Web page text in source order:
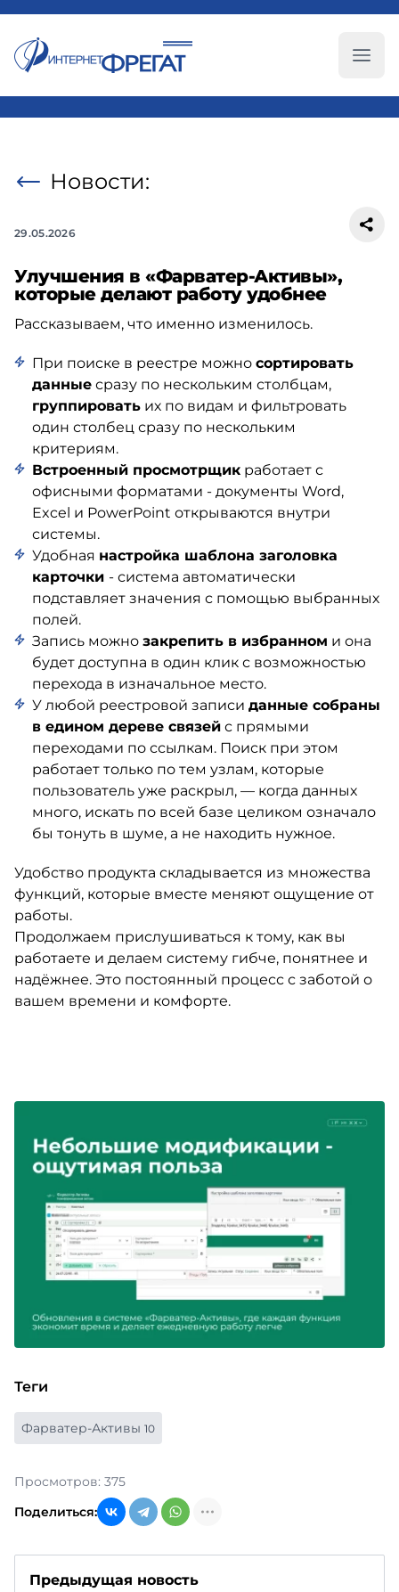
Новости:
29.05.2026
Улучшения в «Фарватер-Активы»,
которые делают работу удобнее
Рассказываем, что именно изменилось.
При поиске в реестре можно сортировать
данные сразу по нескольким столбцам,
группировать их по видам и фильтровать
один столбец сразу по нескольким
критериям.
Встроенный просмотрщик работает с
офисными форматами - документы Word,
Excel и PowerPoint открываются внутри
системы.
Удобная настройка шаблона заголовка
карточки - система автоматически
подставляет значения с помощью выбранных
полей.
Запись можно закрепить в избранном и она
будет доступна в один клик с возможностью
перехода в изначальное место.
У любой реестровой записи данные собраны
в едином дереве связей с прямыми
переходами по ссылкам. Поиск при этом
работает только по тем узлам, которые
пользователь уже раскрыл, — когда данных
много, искать по всей базе целиком означало
бы тонуть в шуме, а не находить нужное.
Удобство продукта складывается из множества
функций, которые вместе меняют ощущение от
работы.
Продолжаем прислушиваться к тому, как вы
работаете и делаем систему гибче, понятнее и
надёжнее. Это постоянный процесс с заботой о
вашем времени и комфорте.
Теги
Фарватер-Активы 10
Просмотров: 375
Поделиться:
Предыдущая новость